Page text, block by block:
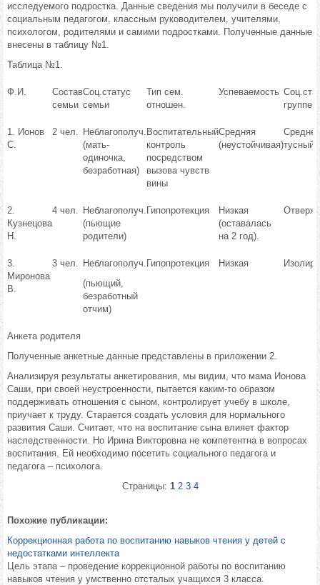
исследуемого подростка. Данные сведения мы получили в беседе с
социальным педагогом, классным руководителем, учителями,
психологом, родителями и самими подростками. Полученные данные
внесены в таблицу №1.
Таблица №1.
Ф.И.
Состав
семьи
Соц.статус
семьи
Тип сем.
отношен.
Успеваемость
группе
1. Ионов
С.
2 чел. Неблагополуч.
(мать-
одиночка,
безработная)
Воспитательный
контроль
посредством
вызова чувств
вины
Средняя
(неустойчивая)тусный.
2.
Кузнецова
Н.
4 чел. Неблагополуч.
(пьющие
родители)
Гипопротекция
Низкая
(оставалась
на 2 год).
3.
Миронова
В.
3 чел. Неблагополуч.
(пьющий,
безработный
отчим)
Гипопротекция Низкая
Анкета родителя
Полученные анкетные данные представлены в приложении 2.
Анализируя результаты анкетирования, мы видим, что мама Ионова
Саши, при своей неустроенности, пытается каким-то образом
поддерживать отношения с сыном, контролирует учебу в школе,
приучает к труду. Старается создать условия для нормального
развития Саши. Считает, что на воспитание сына влияет фактор
наследственности. Но Ирина Викторовна не компетентна в вопросах
воспитания. Ей необходимо посетить социального педагога и
педагога – психолога.
Страницы: 1 2 3 4
Похожие публикации:
Коррекционная работа по воспитанию навыков чтения у детей с
недостатками интеллекта
Цель этапа – проведение коррекционной работы по воспитанию
навыков чтения у умственно отсталых учащихся 3 класса.